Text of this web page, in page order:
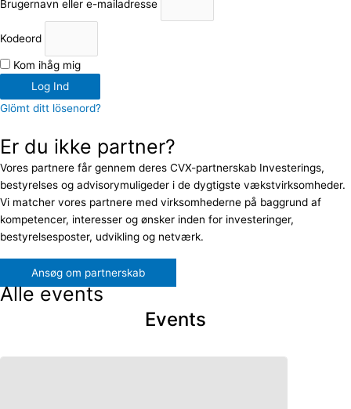
Brugernavn eller e-mailadresse
Kodeord
Kom ihåg mig
Log Ind
Glömt ditt lösenord?
Er du ikke partner?
Vores partnere får gennem deres CVX-partnerskab Investerings,
bestyrelses og advisorymuligeder i de dygtigste vækstvirksomheder.
Vi matcher vores partnere med virksomhederne på baggrund af
kompetencer, interesser og ønsker inden for investeringer,
bestyrelsesposter, udvikling og netværk.
Ansøg om partnerskab
Alle events
Events